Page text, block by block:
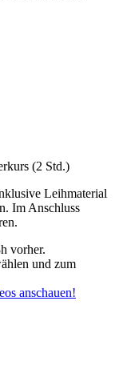
(2 Std.)
Leihmaterial
Im Anschluss
vorher.
und zum
anschauen!